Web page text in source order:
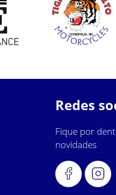
Redes
Fique por
novidades